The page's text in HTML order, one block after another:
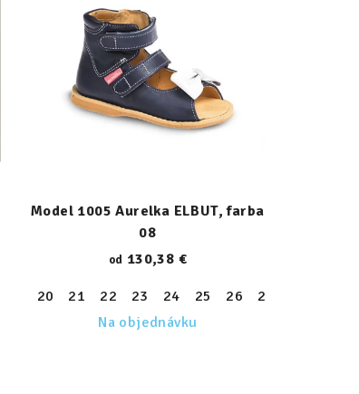
37 38
39
Model 1005 Aurelka ELBUT, farba
08
od 130,38 €
20 21 22 23 24 25 26 27
Na objednávku